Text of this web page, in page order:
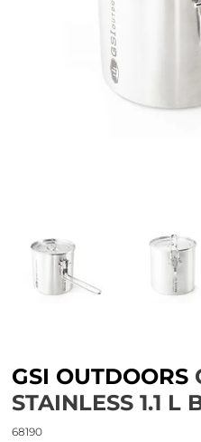
GSI OUTDOORS
STAINLESS 1.1 L
68190